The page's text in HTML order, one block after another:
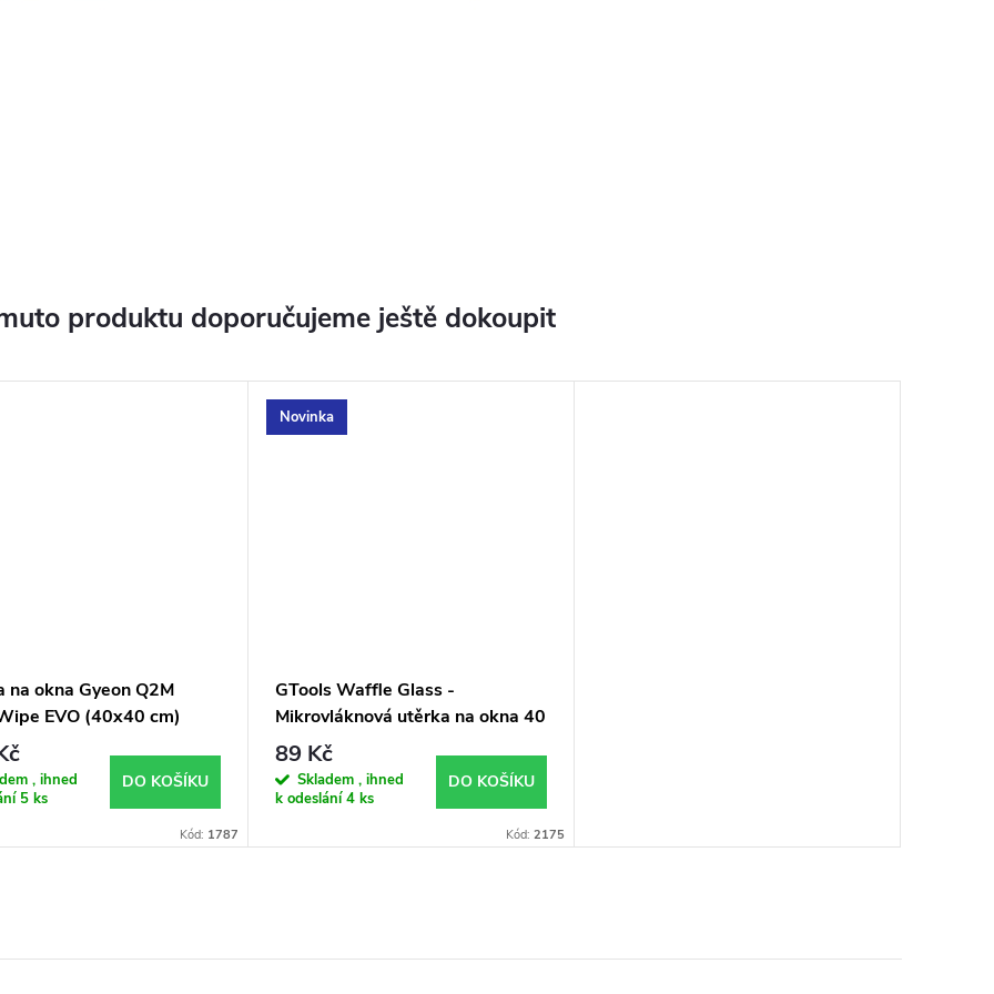
produktu doporučujeme ještě dokoupit
na okna Gyeon Q2M
EVO (40x40 cm)
, ihned
5 ks
DO KOŠÍKU
Kód: 1787
Novinka
GTools Waffle Glass -
Mikrovláknová utěrka na okna 40
x 40 cm (300 gsm)
89 Kč
Skladem , ihned
k odeslání4 ks
DO KOŠÍKU
Kód: 2175